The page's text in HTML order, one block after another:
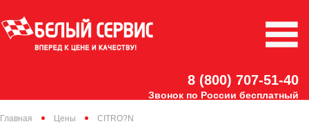
8 (800) 707-51-40
Звонок по России бесплатный
Главная Цены CITRO?N